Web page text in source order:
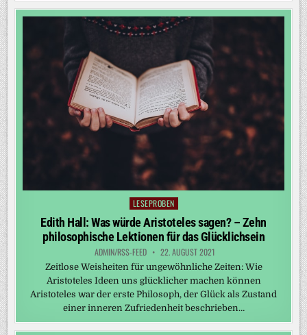
Posted
in
LESEPROBEN
Edith Hall: Was würde Aristoteles sagen? – Zehn
philosophische Lektionen für das Glücklichsein
ADMIN/RSS-FEED 22. AUGUST 2021
Zeitlose Weisheiten für ungewöhnliche Zeiten: Wie
Aristoteles Ideen uns glücklicher machen können
Aristoteles war der erste Philosoph, der Glück als Zustand
einer inneren Zufriedenheit beschrieben…